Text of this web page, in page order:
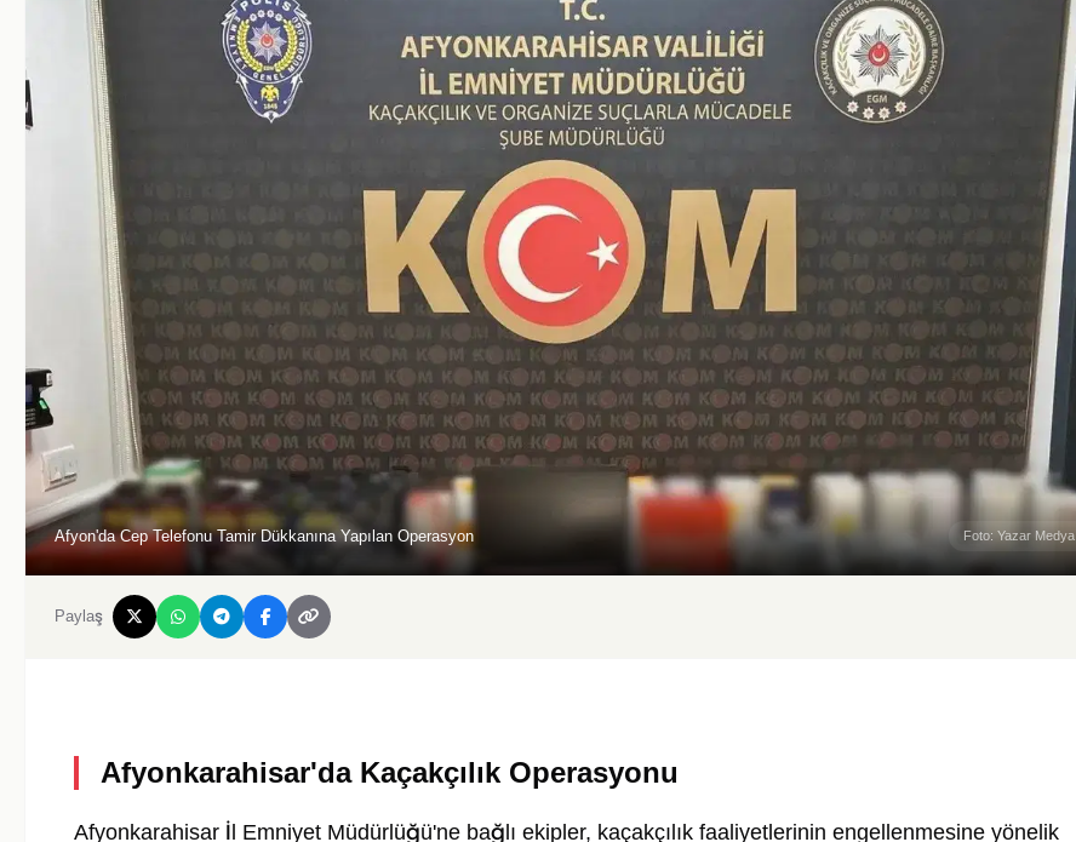
Afyon'da Cep Telefonu Tamir Dükkanına Yapılan Operasyon Foto: Yazar Medya
Paylaş
Afyonkarahisar'da Kaçakçılık Operasyonu
Afyonkarahisar İl Emniyet Müdürlüğü'ne bağlı ekipler, kaçakçılık faaliyetlerinin engellenmesine yönelik